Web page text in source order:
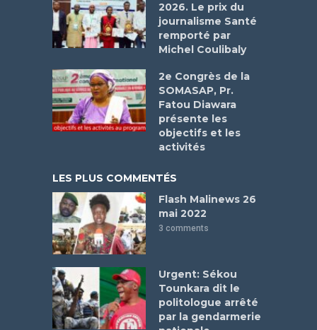
2026. Le prix du
journalisme Santé
remporté par
Michel Coulibaly
2e Congrès de la
SOMASAP, Pr.
Fatou Diawara
présente les
objectifs et les
activités
LES PLUS COMMENTÉS
Flash Malinews 26
mai 2022
3 comments
Urgent: Sékou
Tounkara dit le
politologue arrêté
par la gendarmerie